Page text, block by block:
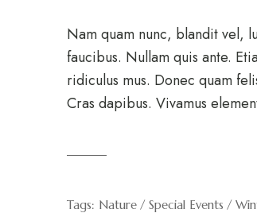
Nam quam nunc, blandit vel,
faucibus. Nullam quis ante.
ridiculus mus. Donec quam
Cras dapibus. Vivamus
Tags: Nature Special Events